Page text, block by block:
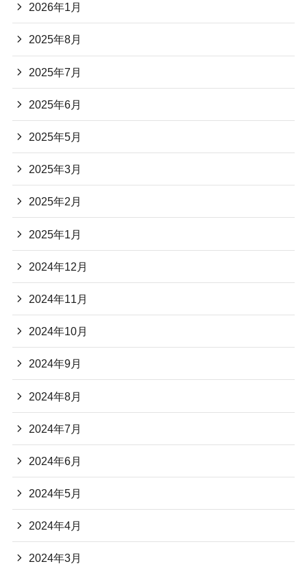
2026年1月
2025年8月
2025年7月
2025年6月
2025年5月
2025年3月
2025年2月
2025年1月
2024年12月
2024年11月
2024年10月
2024年9月
2024年8月
2024年7月
2024年6月
2024年5月
2024年4月
2024年3月